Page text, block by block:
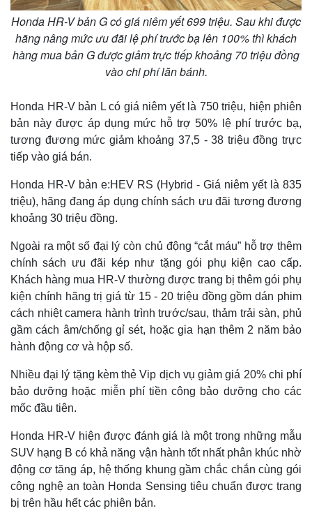
Cuộc sống đó đây
Hồ sơ
Video
Ảnh
Honda HR-V bản G có giá niêm yết 699 triệu. Sau khi được
hãng nâng mức ưu đãi lệ phí trước bạ lên 100% thì khách
hàng mua bản G được giảm trực tiếp khoảng 70 triệu đồng
vào chi phí lăn bánh.
Honda HR-V bản L có giá niêm yết là 750 triệu, hiện phiên
bản này được áp dụng mức hỗ trợ 50% lệ phí trước bạ,
tương đương mức giảm khoảng 37,5 - 38 triệu đồng trực
tiếp vào giá bán.
Honda HR-V bản e:HEV RS (Hybrid - Giá niêm yết là 835
triệu), hãng đang áp dụng chính sách ưu đãi tương đương
khoảng 30 triệu đồng.
Ngoài ra một số đại lý còn chủ động “cắt máu” hỗ trợ thêm
chính sách ưu đãi kép như tặng gói phụ kiện cao cấp.
Khách hàng mua HR-V thường được trang bị thêm gói phụ
kiện chính hãng trị giá từ 15 - 20 triệu đồng gồm dán phim
cách nhiệt camera hành trình trước/sau, thảm trải sàn, phủ
gầm cách âm/chống gỉ sét, hoặc gia hạn thêm 2 năm bảo
hành động cơ và hộp số.
Nhiều đại lý tặng kèm thẻ Vip dịch vụ giảm giá 20% chi phí
bảo dưỡng hoặc miễn phí tiền công bảo dưỡng cho các
mốc đầu tiên.
Honda HR-V hiện được đánh giá là một trong những mẫu
SUV hạng B có khả năng vận hành tốt nhất phân khúc nhờ
động cơ tăng áp, hệ thống khung gầm chắc chắn cùng gói
công nghệ an toàn Honda Sensing tiêu chuẩn được trang
bị trên hầu hết các phiên bản.